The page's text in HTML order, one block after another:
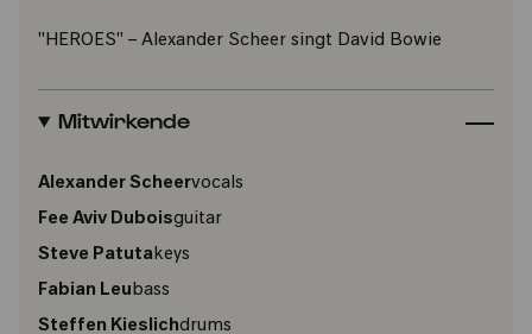
"HEROES" – Alexander Scheer singt David Bowie
Mitwirkende
Alexander Scheervocals
Fee Aviv Duboisguitar
Steve Patutakeys
Fabian Leubass
Steffen Kieslichdrums